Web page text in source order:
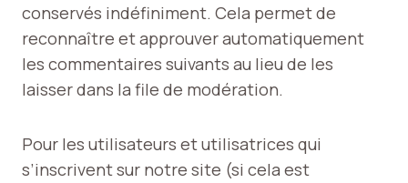
conservés indéfiniment. Cela permet de
reconnaître et approuver automatiquement
les commentaires suivants au lieu de les
laisser dans la file de modération.
Pour les utilisateurs et utilisatrices qui
s’inscrivent sur notre site (si cela est